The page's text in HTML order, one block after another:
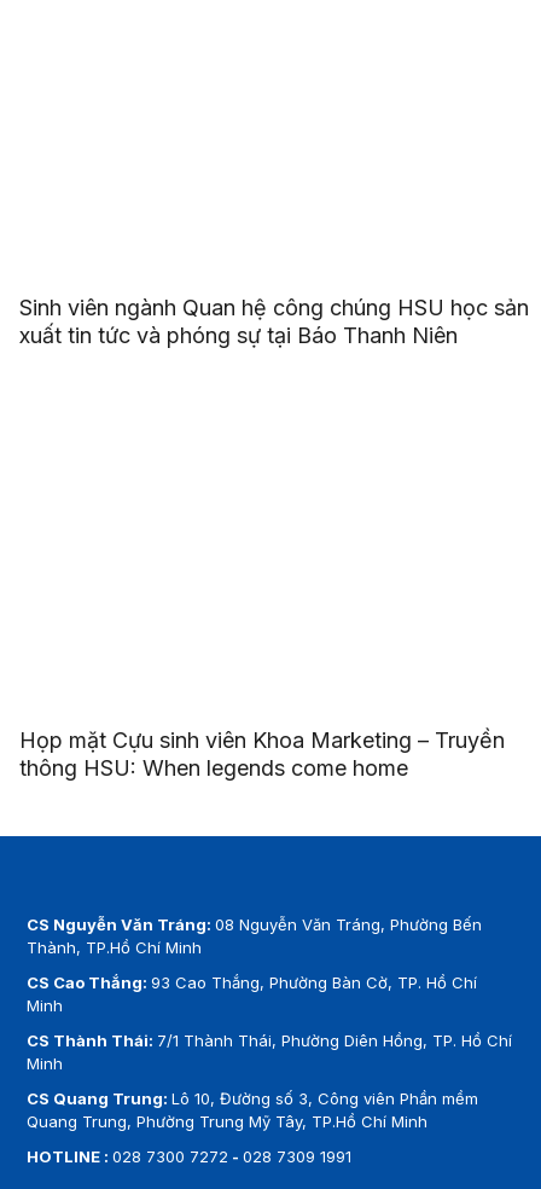
Sinh viên ngành Quan hệ công chúng HSU học sản
xuất tin tức và phóng sự tại Báo Thanh Niên
Họp mặt Cựu sinh viên Khoa Marketing – Truyền
thông HSU: When legends come home
CS Nguyễn Văn Tráng:08 Nguyễn Văn Tráng, Phường Bến
Thành, TP.Hồ Chí Minh
CS Cao Thắng:93 Cao Thắng, Phường Bàn Cờ, TP. Hồ Chí
Minh
CS Thành Thái: 7/1 Thành Thái, Phường Diên Hồng, TP. Hồ Chí
Minh
CS Quang Trung:Lô 10, Đường số 3, Công viên Phần mềm
Quang Trung, Phường Trung Mỹ Tây, TP.Hồ Chí Minh
HOTLINE :028 7300 7272 -028 7309 1991